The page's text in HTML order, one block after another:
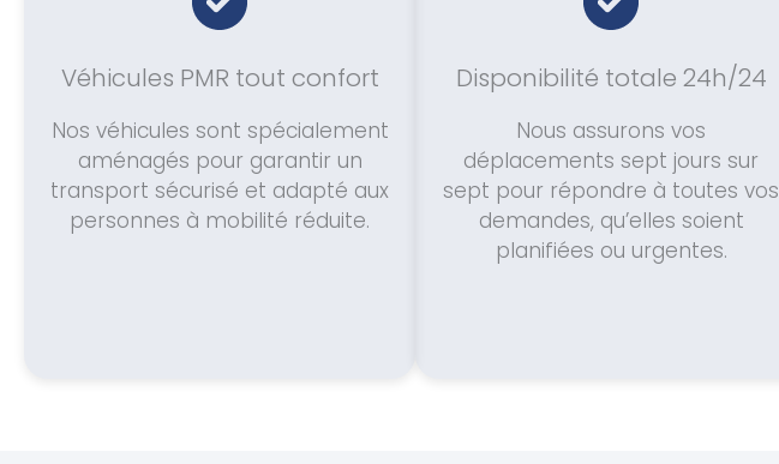
Véhicules PMR tout confort
Nos véhicules sont spécialement
aménagés pour garantir un
transport sécurisé et adapté aux
personnes à mobilité réduite.
Disponibilité totale 24h/24
Nous assurons vos
déplacements sept jours sur
sept pour répondre à toutes vos
demandes, qu’elles soient
planifiées ou urgentes.